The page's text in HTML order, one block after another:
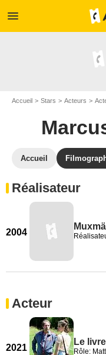
menu
Accueil Stars Acteurs
Accueil
Réalisateur
2004
Acteur
2021
Le
Rôle: